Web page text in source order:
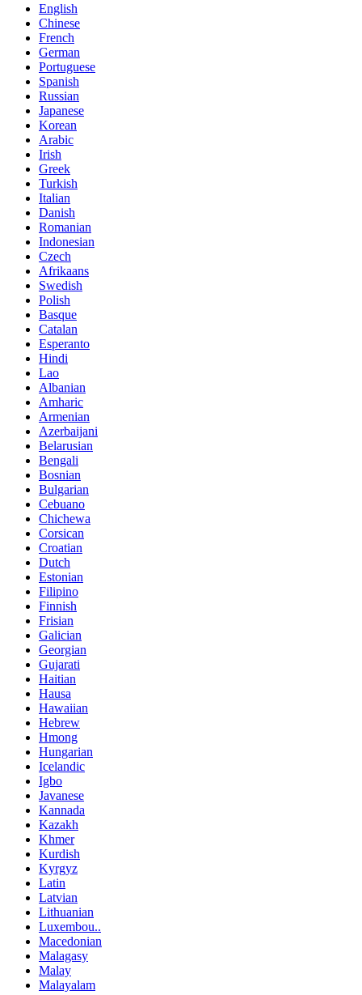
English
Chinese
French
German
Portuguese
Spanish
Russian
Japanese
Korean
Arabic
Irish
Greek
Turkish
Italian
Danish
Romanian
Indonesian
Czech
Afrikaans
Swedish
Polish
Basque
Catalan
Esperanto
Hindi
Lao
Albanian
Amharic
Armenian
Azerbaijani
Belarusian
Bengali
Bosnian
Bulgarian
Cebuano
Chichewa
Corsican
Croatian
Dutch
Estonian
Filipino
Finnish
Frisian
Galician
Georgian
Gujarati
Haitian
Hausa
Hawaiian
Hebrew
Hmong
Hungarian
Icelandic
Igbo
Javanese
Kannada
Kazakh
Khmer
Kurdish
Kyrgyz
Latin
Latvian
Lithuanian
Luxembou..
Macedonian
Malagasy
Malay
Malayalam